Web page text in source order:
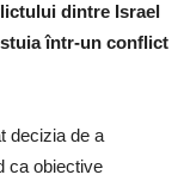
dintre Israel
într-un conflict
decizia de a
ca obiective